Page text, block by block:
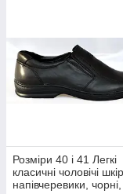
Розміри 40 і 41 Легкі
класичні чоловічі
напівчеревики, чорні,